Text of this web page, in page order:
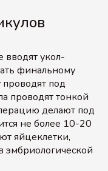
укол-
финальному
под
проводят тонкой
делают под
не более 10-20
яйцеклетки,
эмбриологической